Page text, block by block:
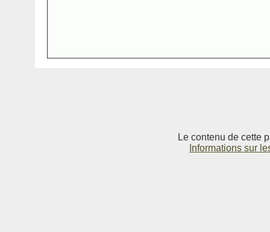
Le contenu de cette
Informations sur